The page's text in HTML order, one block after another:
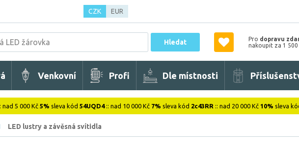
CZK EUR
Hledat Pro dopravu
nakoupit za 1 500
Venkovní Profi Dle místnosti
nad 5 000 Kč 5% sleva kód 54UQD4:: nad 10 000 Kč 7% sleva kód 2c43RR :: nad 20 000 Kč 10% sleva
LED lustry a závěsná svítidla